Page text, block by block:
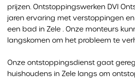
prijzen. Ontstoppingswerken DVI
jaren ervaring met verstoppingen
een bad in Zele . Onze monteurs
langskomen om het probleem te
Onze ontstoppingsdienst gaat
huishoudens in Zele langs om